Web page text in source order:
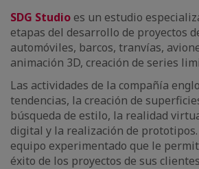
SDG Studio es un estudio
etapas del desarrollo de proyectos
automóviles, barcos, tranvías,
animación 3D, creación de series
Las actividades de la compañía
tendencias, la creación de
búsqueda de estilo, la realidad
digital y la realización de
equipo experimentado que le
éxito de los proyectos de sus